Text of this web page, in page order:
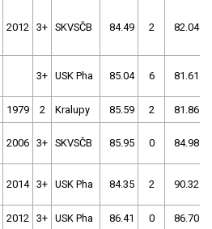
2012 3+ SKVSČB 84.49 2 82.04
3+ USK Pha 85.04 6 81.61
1979 2 Kralupy 85.59 2 81.86
2006 3+ SKVSČB 85.95 0 84.98
2014 3+ USK Pha 84.35 2 90.32
2012 3+ USK Pha 86.41 0 86.70